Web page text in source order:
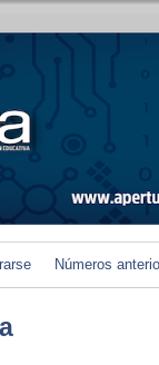
Números